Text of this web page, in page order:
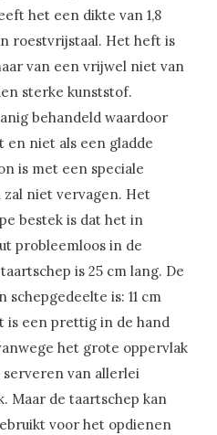
het een dikte van 1,8
roestvrijstaal. Het heft is
van een vrijwel niet van
sterke kunststof.
behandeld waardoor
en niet als een gladde
is met een speciale
niet vervagen. Het
bestek is dat het in
probleemloos in de
is 25 cm lang. De
is: 11 cm
is een prettig in de hand
het grote oppervlak
serveren van allerlei
Maar de taartschep kan
voor het opdienen